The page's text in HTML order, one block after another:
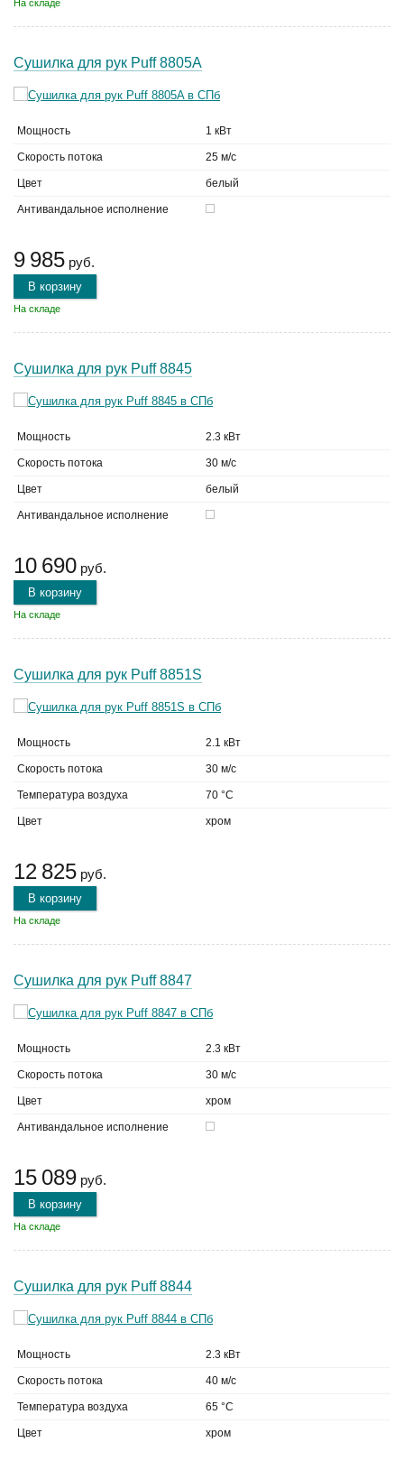
На складе
Сушилка для рук Puff 8805A
Мощность 1 кВт
Скорость потока 25 м/с
Цвет белый
Антивандальное исполнение
9 985 руб.
В корзину
На складе
Сушилка для рук Puff 8845
Мощность 2.3 кВт
Скорость потока 30 м/с
Цвет белый
Антивандальное исполнение
10 690 руб.
В корзину
На складе
Сушилка для рук Puff 8851S
Мощность 2.1 кВт
Скорость потока 30 м/с
Температура воздуха 70 °C
Цвет хром
12 825 руб.
В корзину
На складе
Сушилка для рук Puff 8847
Мощность 2.3 кВт
Скорость потока 30 м/с
Цвет хром
Антивандальное исполнение
15 089 руб.
В корзину
На складе
Сушилка для рук Puff 8844
Мощность 2.3 кВт
Скорость потока 40 м/с
Температура воздуха 65 °C
Цвет хром